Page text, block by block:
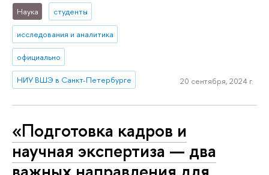
Наука студенты
исследования и аналитика
официально
НИУ ВШЭ в Санкт-Петербурге 20 сентября, 2024 г.
«Подготовка кадров и
научная экспертиза — два